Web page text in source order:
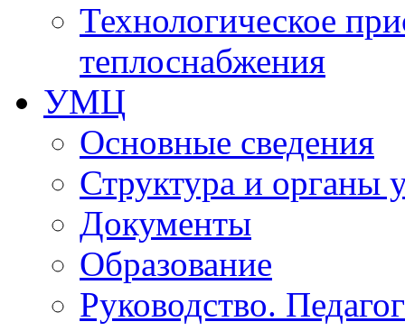
Технологическое
теплоснабжения
УМЦ
Основные сведения
Структура и органы
Документы
Образование
Руководство.